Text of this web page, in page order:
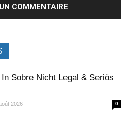
Sobre Nicht Legal & Seriös
2026 0